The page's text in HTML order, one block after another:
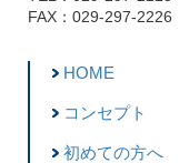
FAX：029-297-2226
HOME
コンセプト
初めての方へ